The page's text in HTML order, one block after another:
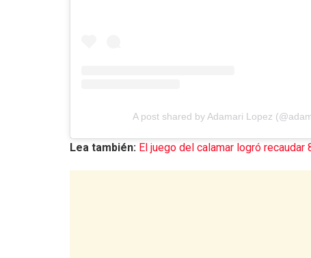
A post shared by Adamari Lopez
Lea también: El juego del calamar logró